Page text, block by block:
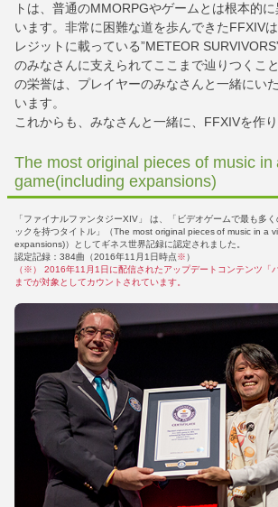
トは、普通のMMORPGやゲームとは根本的
います。非常に困難な道を歩んできたFFXIV
レジットに載っている”METEOR
のみなさんに支えられてここまで辿りつくこ
の栄誉は、プレイヤーのみなさんと一緒にい
います。
これからも、みなさんと一緒に、FFXIVを作
The most original pieces of music in
game(including expansions)
「ファイナルファンタジーXIV」 は、「ビデオゲームで最も多
ックを持つタイトル」（The most original pieces of music in a
expansions)）としてギネス世界記録に認定されました。
認定記録：384曲（2016年11月1日時点※）
（※） 2016年11月1日に配信されたアップデートコンテンツ「
までが対象としてカウントされています。